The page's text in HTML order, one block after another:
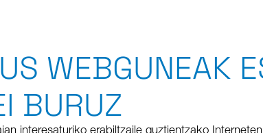
WEBGUNEAK
BURUZ